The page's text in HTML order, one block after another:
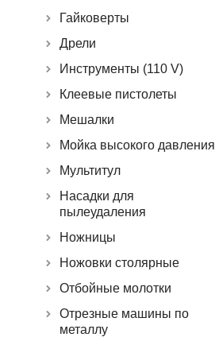
Гайковерты
Дрели
Инструменты (110 V)
Клеевые пистолеты
Мешалки
Мойка высокого давления
Мультитул
Насадки для
пылеудаления
Ножницы
Ножовки столярные
Отбойные молотки
Отрезные машины по
металлу